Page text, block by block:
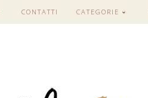
CONTATTI CATEGORIE